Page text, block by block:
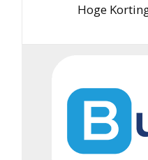
Hoge